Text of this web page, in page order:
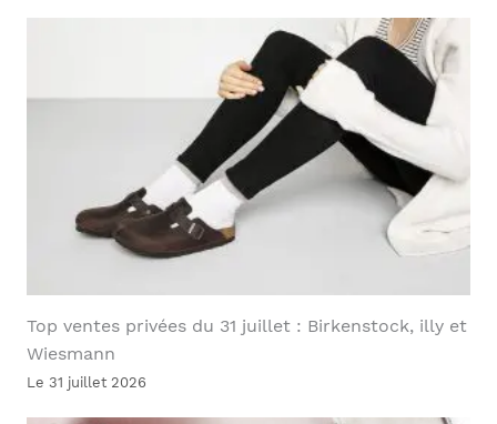
Top ventes privées du 31 juillet : Birkenstock, illy et
Wiesmann
Le 31 juillet 2026